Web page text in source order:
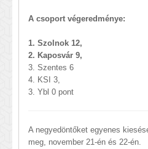
A csoport végeredménye:
1. Szolnok 12,
2. Kaposvár 9,
3. Szentes 6
4. KSI 3,
3. Ybl 0 pont
A negyedöntőket egyenes
meg, november 21-én és 22-én.